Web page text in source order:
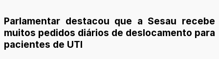
Parlamentar destacou que a Sesau recebe
muitos pedidos diários de deslocamento para
pacientes de UTI